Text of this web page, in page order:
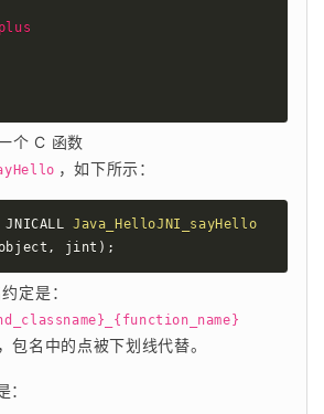
个 C 函数
，如下所示：
JNICALL Java_HelloJNI_sayHello
, jint ) ;
定是：
，包名中的点被下划线代替。
：